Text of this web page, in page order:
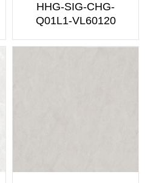
HHG-SIG-CHG-
Q01L1-VL60120